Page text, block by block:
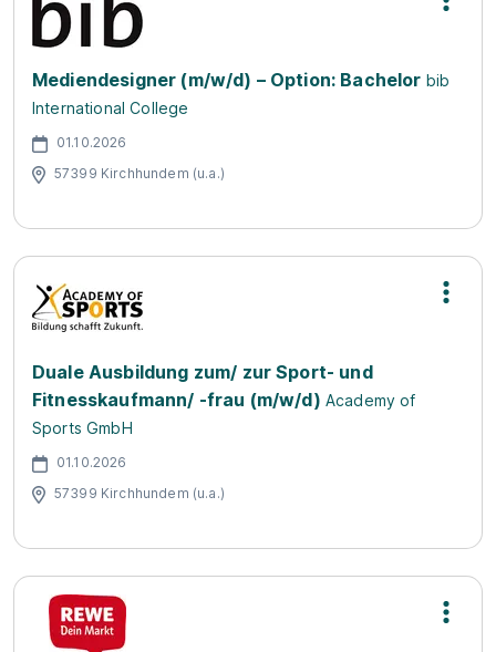
Mediendesigner (m/w/d) – Option: Bachelor bib
International College
01.10.2026
57399 Kirchhundem (u.a.)
Duale Ausbildung zum/ zur Sport- und
Fitnesskaufmann/ -frau (m/w/d) Academy of
Sports GmbH
01.10.2026
57399 Kirchhundem (u.a.)